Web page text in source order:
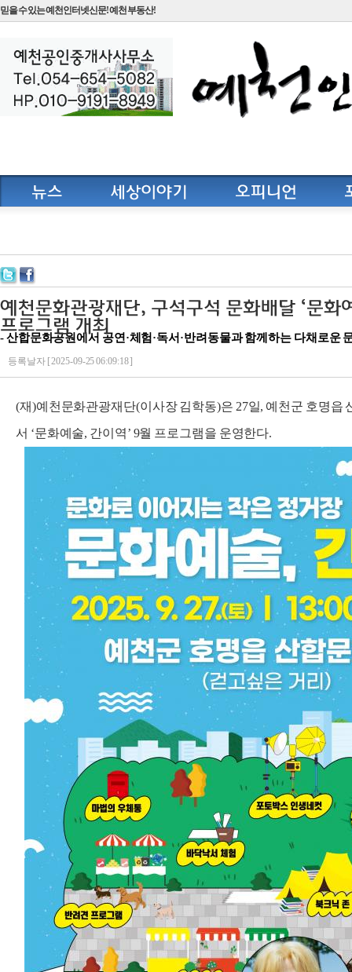
믿을 수 있는 예천인터넷신문! 예천 부동산!
- 산합문화공원에서 공연·체험·독서·반려동물과 함께하는 다채로운
등록날자 [ 2025-09-25 06:09:18 ]
(재)예천문화관광재단(이사장 김학동)은 27일, 예천군 호명읍
서 ‘문화예술, 간이역’ 9월 프로그램을 운영한다.